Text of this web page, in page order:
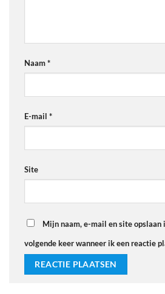
Naam *
E-mail *
Site
Mijn naam, e-mail en site opslaan
volgende keer wanneer ik een reactie